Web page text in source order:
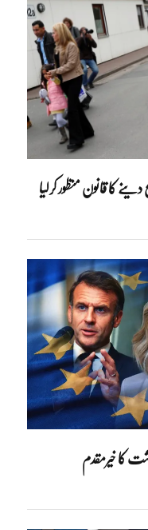
کا قانون منظور کرلیا
کا خیرمقدم